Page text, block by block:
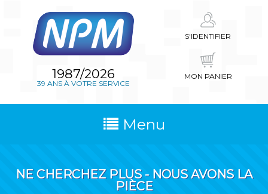
1987/2026
39 ANS À VOTRE SERVICE
S'IDENTIFIER
MON PANIER
Menu
NE CHERCHEZ PLUS - NOUS AVONS LA
PIÈCE